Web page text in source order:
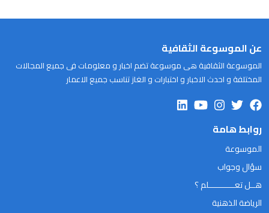
عن الموسوعة الثقافية
الموسوعة الثقافية هى موسوعة تضم اخبار و معلومات فى جميع المجالات
المختلفة و احدث الاخبار و اختبارات و الغاز تناسب جميع الاعمار
روابط هامة
الموسوعة
سؤال وجواب
هــل تعـــــــــــلم ؟
الرياضة الذهنية